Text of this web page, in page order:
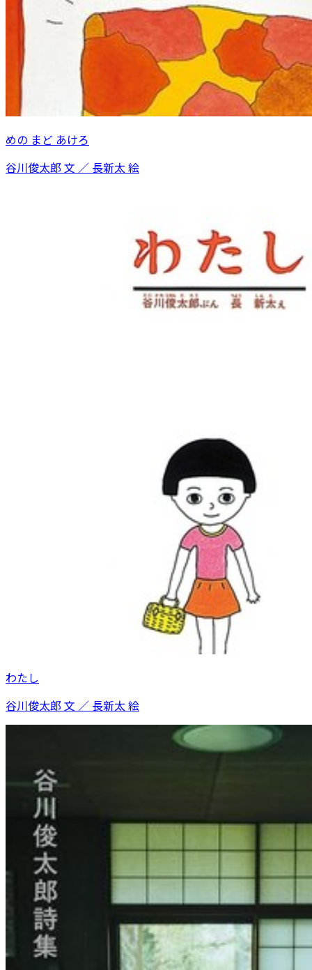
めの まど あけろ
谷川俊太郎 文 ／ 長新太 絵
わたし
谷川俊太郎 文 ／ 長新太 絵